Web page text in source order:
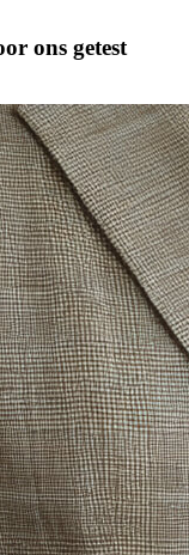
ons getest